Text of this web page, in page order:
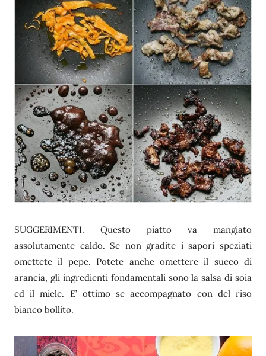
SUGGERIMENTI. Questo piatto va mangiato
assolutamente caldo. Se non gradite i sapori speziati
omettete il pepe. Potete anche omettere il succo di
arancia, gli ingredienti fondamentali sono la salsa di soia
ed il miele. E’ ottimo se accompagnato con del riso
bianco bollito.